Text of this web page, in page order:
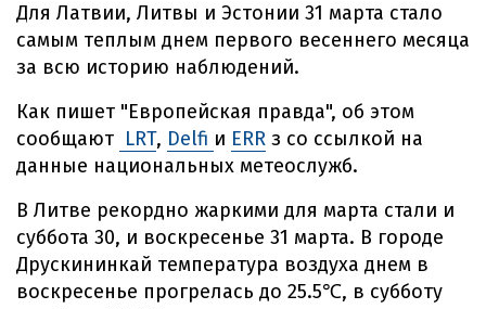
Для Латвии, Литвы и Эстонии 31 марта стало
самым теплым днем первого весеннего месяца
за всю историю наблюдений.
Как пишет "Европейская правда", об этом
сообщают LRT, Delfi и ERR з со ссылкой на
данные национальных метеослужб.
В Литве рекордно жаркими для марта стали и
суббота 30, и воскресенье 31 марта. В городе
Друскининкай температура воздуха днем в
воскресенье прогрелась до 25.5℃, в субботу